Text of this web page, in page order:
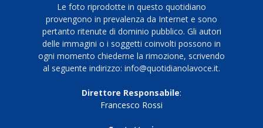
Le foto riprodotte in questo quotidiano
provengono in prevalenza da Internet e sono
pertanto ritenute di dominio pubblico. Gli autori
delle immagini o i soggetti coinvolti possono in
ogni momento chiederne la rimozione, scrivendo
al seguente indirizzo: info@quotidianolavoce.it.
Direttore Responsabile:
Francesco Rossi